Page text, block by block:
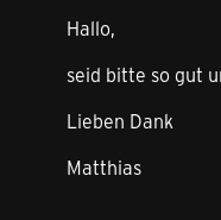
Hallo,
seid bitte so gut
Lieben Dank
Matthias